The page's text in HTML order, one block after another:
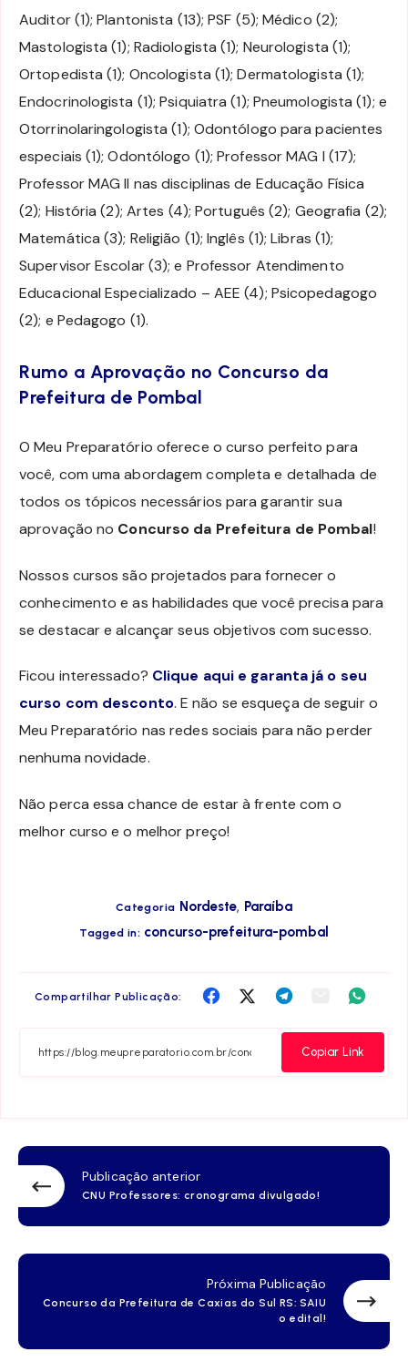
Auditor (1); Plantonista (13); PSF (5); Médico (2);
Mastologista (1); Radiologista (1); Neurologista (1);
Ortopedista (1); Oncologista (1); Dermatologista (1);
Endocrinologista (1); Psiquiatra (1); Pneumologista (1); e
Otorrinolaringologista (1); Odontólogo para pacientes
especiais (1); Odontólogo (1); Professor MAG I (17);
Professor MAG II nas disciplinas de Educação Física
(2); História (2); Artes (4); Português (2); Geografia (2);
Matemática (3); Religião (1); Inglês (1); Libras (1);
Supervisor Escolar (3); e Professor Atendimento
Educacional Especializado – AEE (4); Psicopedagogo
(2); e Pedagogo (1).
Rumo a Aprovação no Concurso da
Prefeitura de Pombal
O Meu Preparatório oferece o curso perfeito para
você, com uma abordagem completa e detalhada de
todos os tópicos necessários para garantir sua
aprovação no Concurso da Prefeitura de Pombal!
Nossos cursos são projetados para fornecer o
conhecimento e as habilidades que você precisa para
se destacar e alcançar seus objetivos com sucesso.
Ficou interessado? Clique aqui e garanta já o seu
curso com desconto. E não se esqueça de seguir o
Meu Preparatório nas redes sociais para não perder
nenhuma novidade.
Não perca essa chance de estar à frente com o
melhor curso e o melhor preço!
Categoria Nordeste, Paraíba
Tagged in: concurso-prefeitura-pombal
Compartilhar Publicação:
Compartilha
Facebook
CompartilhaCompartilha
Telegram
Compartilha
Email
Copiar Link
Publicação anterior
CNU Professores: cronograma divulgado!
Próxima Publicação
Concurso da Prefeitura de Caxias do Sul RS: SAIU
o edital!